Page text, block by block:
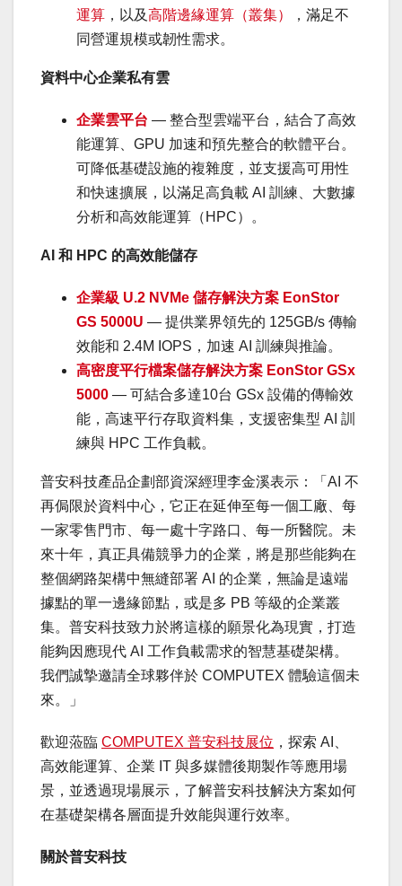
運算 ，以及高階邊緣運算（叢集）
，滿足不
同營運規模或韌性需求。
資料中心企業私有雲
企業雲平台 — 整合型雲端平台，結合了高效
能運算、GPU 加速和預先整合的軟體平台。
可降低基礎設施的複雜度，並支援高可用性
和快速擴展，以滿足高負載 AI 訓練、大數據
分析和高效能運算（HPC）。
AI 和 HPC 的高效能儲存
企業級 U.2 NVMe 儲存解決方案 EonStor
GS 5000U — 提供業界領先的 125GB/s 傳輸
效能和 2.4M IOPS，加速 AI 訓練與推論。
高密度平行檔案儲存解決方案 EonStor GSx
5000 — 可結合多達10台 GSx 設備的傳輸效
能，高速平行存取資料集，支援密集型 AI 訓
練與 HPC 工作負載。
普安科技產品企劃部資深經理李金溪表示：「AI 不
再侷限於資料中心，它正在延伸至每一個工廠、每
一家零售門市、每一處十字路口、每一所醫院。未
來十年，真正具備競爭力的企業，將是那些能夠在
整個網路架構中無縫部署 AI 的企業，無論是遠端
據點的單一邊緣節點，或是多 PB 等級的企業叢
集。普安科技致力於將這樣的願景化為現實，打造
能夠因應現代 AI 工作負載需求的智慧基礎架構。
我們誠摯邀請全球夥伴於 COMPUTEX 體驗這個未
來。」
歡迎蒞臨 COMPUTEX 普安科技展位 ，探索 AI、
高效能運算、企業 IT 與多媒體後期製作等應用場
景，並透過現場展示，了解普安科技解決方案如何
在基礎架構各層面提升效能與運行效率。
關於普安科技